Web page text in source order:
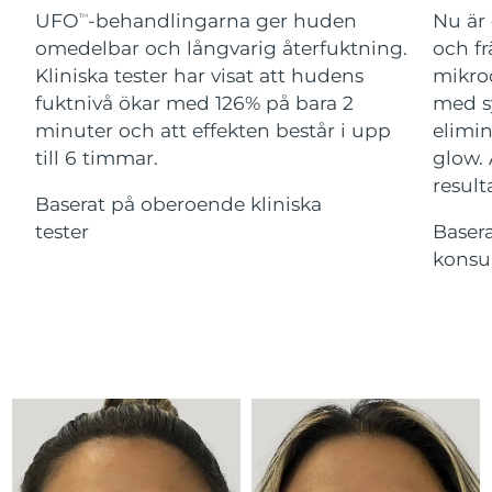
UFOTM-behandlingarna ger huden
omedelbar och långvarig återfuktning.
Kliniska tester har visat att hudens
fuktnivå ökar med 126% på bara 2
minuter och att effekten består i upp
till 6 timmar.
Baserat på oberoende kliniska
tester
Nu
och
med
glow.
For healthy hair
18% PAP
Kosmetika Man
Handla allt
Israel Förväntad leverans 8/15/26
Italien Förväntad leverans 8/11/26
Japan Förväntad leverans 8/14/26
8/16/26
Kazakstan 8/13/26
Litauen Förväntad leverans8/11/26